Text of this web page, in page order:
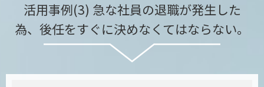
活用事例(3) 急な社員の退職が発生した
為、後任をすぐに決めなくてはならない。